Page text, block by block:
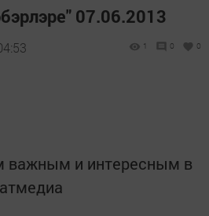
07.06.2013
1 0 0
важным и интересным в